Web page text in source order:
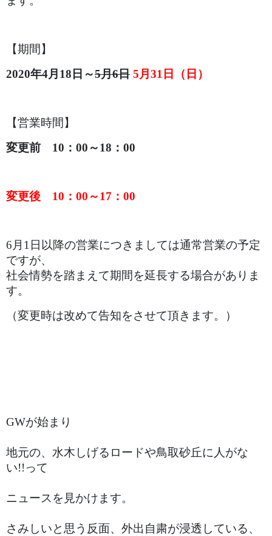
【期間】
2020年4月18日～5月6日 5月31日（日）
【営業時間】
変更前 10：00～18：00
変更後 10：00～17：00
6月1日以降の営業につきましては通常営業の予定
ですが、
社会情勢を踏まえて期間を延長する場合がありま
す。
（変更時は改めて告知をさせて頂きます。）
GWが始まり
地元の、水木しげるロードや鳥取砂丘に人がな
い!!って
ニュースを見かけます。
さみしいと思う反面、外出自粛が浸透している、